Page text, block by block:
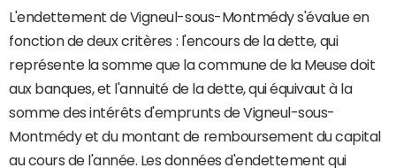
L'endettement de Vigneul-sous-Montmédy s'évalue en
fonction de deux critères : l'encours de la dette, qui
représente la somme que la commune de la Meuse doit
aux banques, et l'annuité de la dette, qui équivaut à la
somme des intérêts d'emprunts de Vigneul-sous-
Montmédy et du montant de remboursement du capital
au cours de l'année. Les données d'endettement qui